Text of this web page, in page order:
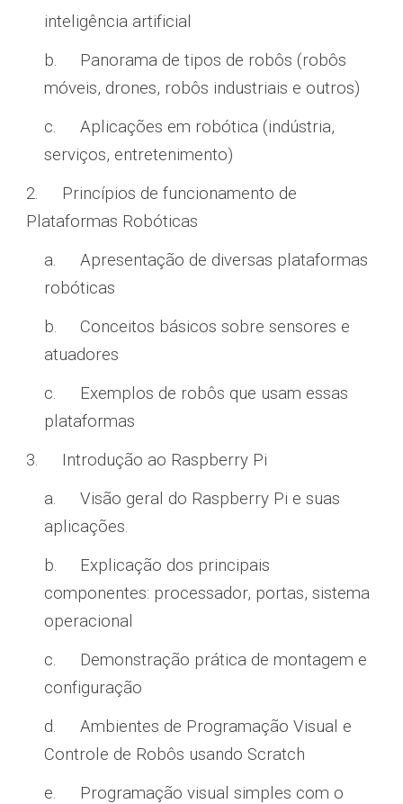
inteligência artificial
b.
Panorama de tipos de robôs (robôs
móveis, drones, robôs industriais e outros)
c.
Aplicações em robótica (indústria,
serviços, entretenimento)
2.
Princípios de funcionamento de
Plataformas Robóticas
a.
Apresentação de diversas plataformas
robóticas
b.
Conceitos básicos sobre sensores e
atuadores
c.
Exemplos de robôs que usam essas
plataformas
3.
Introdução ao Raspberry Pi
a.
Visão geral do Raspberry Pi e suas
aplicações.
b.
Explicação dos principais
componentes: processador, portas, sistema
operacional
c.
Demonstração prática de montagem e
configuração
d.
Ambientes de Programação Visual e
Controle de Robôs usando Scratch
e.
Programação visual simples com o